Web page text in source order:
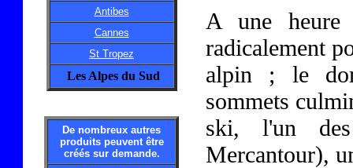
Antibes
Cannes
St Tropez
Les Alpes du Sud
De nombreux autres
produits peuvent être
créés sur demande.
A une heure
radicalement
alpin ; le
sommets
ski, l'un
Mercantour),